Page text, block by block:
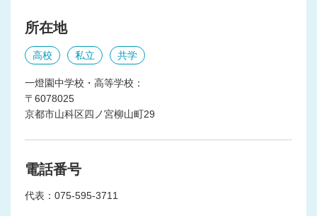
所在地
高校 私立 共学
一燈園中学校・高等学校：
〒6078025
京都市山科区四ノ宮柳山町29
電話番号
代表：075-595-3711